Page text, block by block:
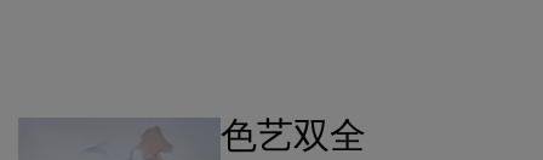
色艺双全